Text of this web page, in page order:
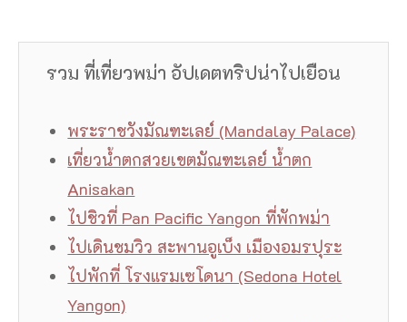
รวม ที่เที่ยวพม่า อัปเดตทริปน่าไปเยือน
พระราชวังมัณฑะเลย์ (Mandalay Palace)
เที่ยวน้ำตกสวยเขตมัณฑะเลย์ น้ำตก
Anisakan
ไปชิวที่ Pan Pacific Yangon ที่พักพม่า
ไปเดินชมวิว สะพานอูเบ็ง เมืองอมรปุระ
ไปพักที่ โรงแรมเซโดนา (Sedona Hotel
Yangon)